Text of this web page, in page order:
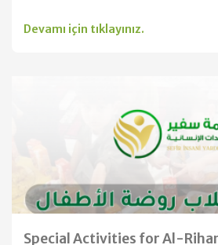
Devamı için tıklayınız.
Special Activities for Al-